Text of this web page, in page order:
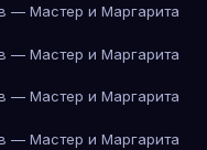
— Мастер и Маргарита
— Мастер и Маргарита
— Мастер и Маргарита
— Мастер и Маргарита